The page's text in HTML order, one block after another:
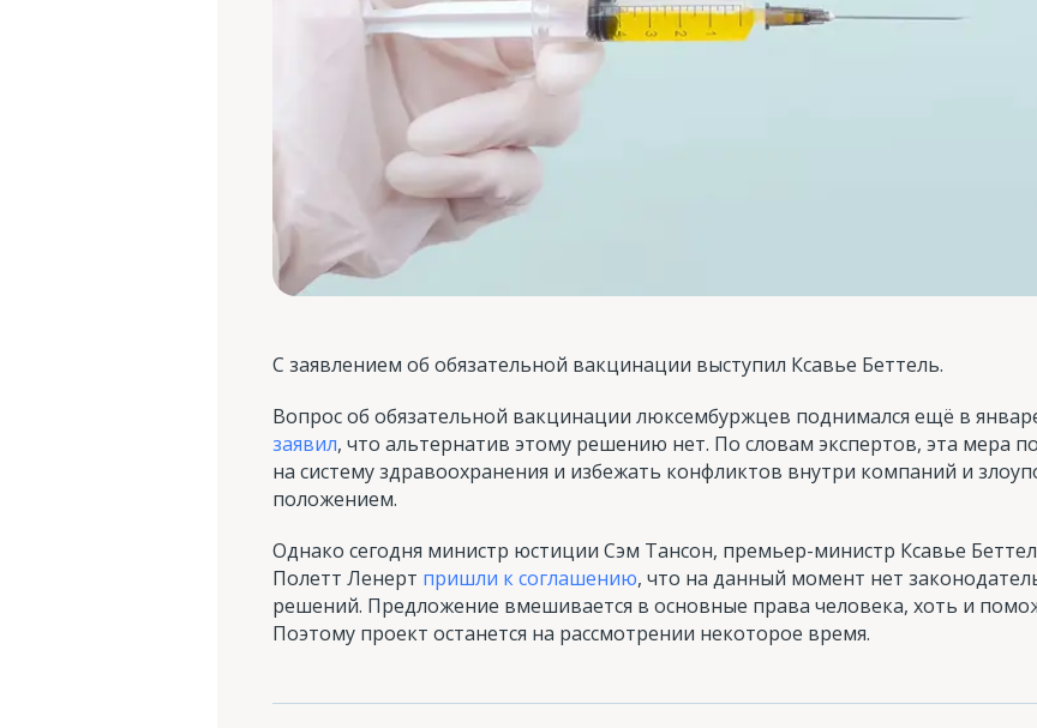
С заявлением об обязательной вакцинации выступил Ксавье Беттель.
Вопрос об обязательной вакцинации люксембуржцев поднимался ещё в
заявил, что альтернатив этому решению нет. По словам экспертов, эта мера
на систему здравоохранения и избежать конфликтов внутри компаний и
положением.
Однако сегодня министр юстиции Сэм Тансон, премьер-министр Ксавье
Полетт Ленерт пришли к соглашению, что на данный момент нет
решений. Предложение вмешивается в основные права человека, хоть и
Поэтому проект останется на рассмотрении некоторое время.